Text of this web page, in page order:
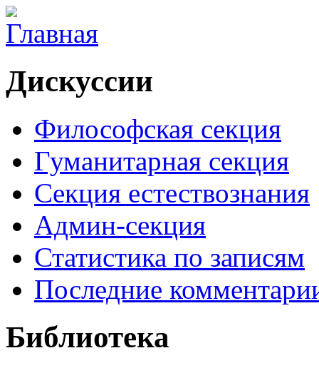
Дискуссии
Философская секция
Гуманитарная секция
Секция естествознания
Админ-секция
Статистика по записям
Последние
Библиотека